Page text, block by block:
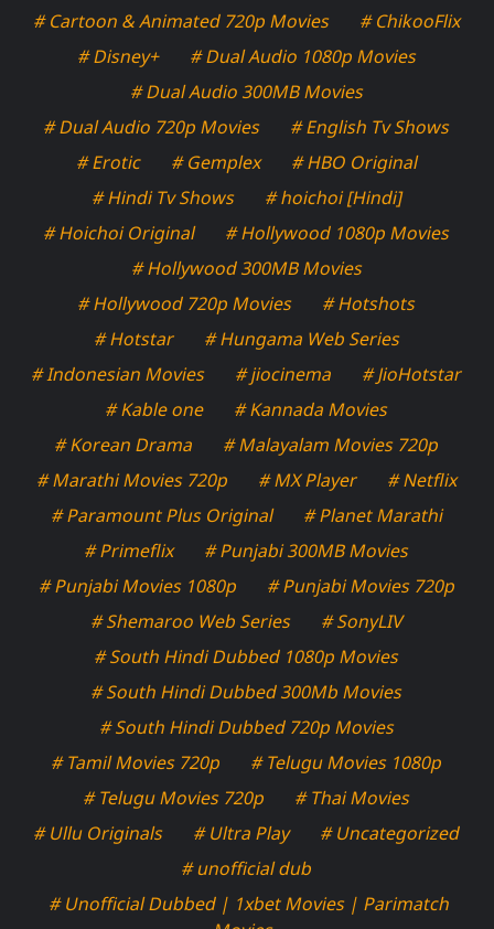
# Cartoon & Animated 720p Movies
# ChikooFlix
# Disney+
# Dual Audio 1080p Movies
# Dual Audio 300MB Movies
# Dual Audio 720p Movies
# English Tv Shows
# Erotic
# Gemplex
# HBO Original
# Hindi Tv Shows
# hoichoi [Hindi]
# Hoichoi Original
# Hollywood 1080p Movies
# Hollywood 300MB Movies
# Hollywood 720p Movies
# Hotshots
# Hotstar
# Hungama Web Series
# Indonesian Movies
# jiocinema
# JioHotstar
# Kable one
# Kannada Movies
# Korean Drama
# Malayalam Movies 720p
# Marathi Movies 720p
# MX Player
# Netflix
# Paramount Plus Original
# Planet Marathi
# Primeflix
# Punjabi 300MB Movies
# Punjabi Movies 1080p
# Punjabi Movies 720p
# Shemaroo Web Series
# SonyLIV
# South Hindi Dubbed 1080p Movies
# South Hindi Dubbed 300Mb Movies
# South Hindi Dubbed 720p Movies
# Tamil Movies 720p
# Telugu Movies 1080p
# Telugu Movies 720p
# Thai Movies
# Ullu Originals
# Ultra Play
# Uncategorized
# unofficial dub
# Unofficial Dubbed | 1xbet Movies | Parimatch